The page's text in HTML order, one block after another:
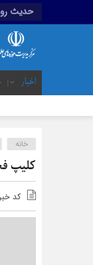
حدیث
اخبار
خانه
کلیپ
کد خبر :